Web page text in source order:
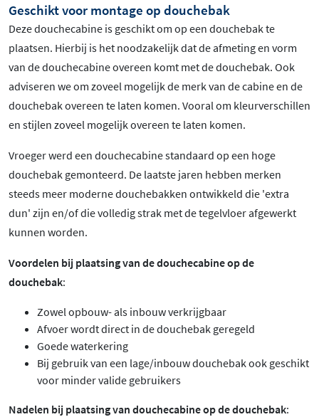
Geschikt voor montage op douchebak
Deze douchecabine is geschikt om op een douchebak te
plaatsen. Hierbij is het noodzakelijk dat de afmeting en vorm
van de douchecabine overeen komt met de douchebak. Ook
adviseren we om zoveel mogelijk de merk van de cabine en de
douchebak overeen te laten komen. Vooral om kleurverschillen
en stijlen zoveel mogelijk overeen te laten komen.
Vroeger werd een douchecabine standaard op een hoge
douchebak gemonteerd. De laatste jaren hebben merken
steeds meer moderne douchebakken ontwikkeld die 'extra
dun' zijn en/of die volledig strak met de tegelvloer afgewerkt
kunnen worden.
Voordelen bij plaatsing van de douchecabine op de
douchebak:
Zowel opbouw- als inbouw verkrijgbaar
Afvoer wordt direct in de douchebak geregeld
Goede waterkering
Bij gebruik van een lage/inbouw douchebak ook geschikt
voor minder valide gebruikers
Nadelen bij plaatsing van douchecabine op de douchebak: